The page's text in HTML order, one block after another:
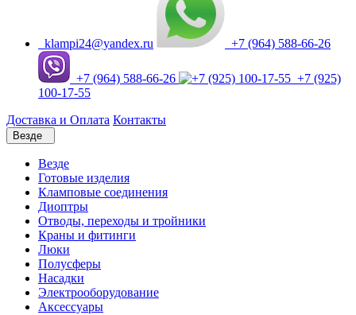
klampi24@yandex.ru +7 (964) 588-66-26
+7 (964) 588-66-26
+7 (925)
100-17-55
Доставка и Оплата Контакты
Везде
Везде
Готовые изделия
Кламповые соединения
Диоптры
Отводы, переходы и тройники
Краны и фитинги
Люки
Полусферы
Насадки
Электрооборудование
Аксессуары